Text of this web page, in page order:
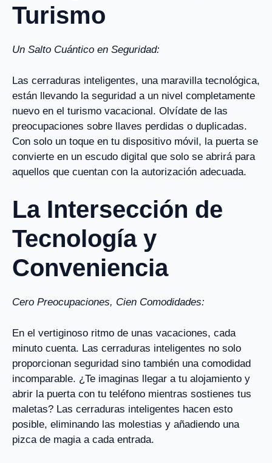
Turismo
Un Salto Cuántico en Seguridad:
Las cerraduras inteligentes, una maravilla tecnológica,
están llevando la seguridad a un nivel completamente
nuevo en el turismo vacacional. Olvídate de las
preocupaciones sobre llaves perdidas o duplicadas.
Con solo un toque en tu dispositivo móvil, la puerta se
convierte en un escudo digital que solo se abrirá para
aquellos que cuentan con la autorización adecuada.
La Intersección de
Tecnología y
Conveniencia
Cero Preocupaciones, Cien Comodidades:
En el vertiginoso ritmo de unas vacaciones, cada
minuto cuenta. Las cerraduras inteligentes no solo
proporcionan seguridad sino también una comodidad
incomparable. ¿Te imaginas llegar a tu alojamiento y
abrir la puerta con tu teléfono mientras sostienes tus
maletas? Las cerraduras inteligentes hacen esto
posible, eliminando las molestias y añadiendo una
pizca de magia a cada entrada.